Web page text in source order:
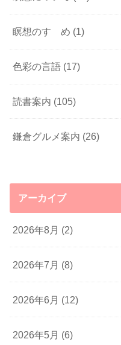
瞑想のすゝめ (1)
色彩の言語 (17)
読書案内 (105)
鎌倉グルメ案内 (26)
アーカイブ
2026年8月 (2)
2026年7月 (8)
2026年6月 (12)
2026年5月 (6)